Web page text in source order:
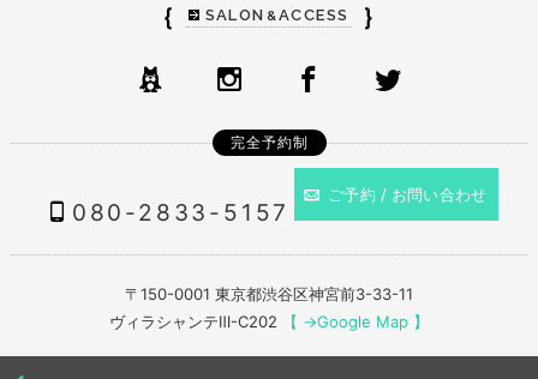
｛ SALON &ACCESS ｝
完全予約制
080-2833-5157
ご予約 / お問い合わせ
〒150-0001 東京都渋谷区神宮前3-33-11
ヴィラシャンテⅢ-C202
【 →Google Map 】